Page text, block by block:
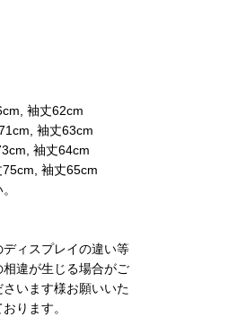
袖丈62cm
袖丈63cm
袖丈64cm
袖丈65cm
ィスプレイの違い等
違が生じる場合がご
います様お願いいた
ります。